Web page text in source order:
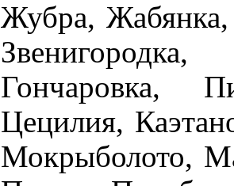
Жубра, Жабянка,
Гончаровка,
Цецилия,
Мокрыболото,